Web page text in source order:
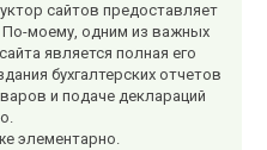
сайтов предоставляет
моему, одним из важных
является полная его
бухгалтерских отчетов
и подаче деклараций
элементарно.